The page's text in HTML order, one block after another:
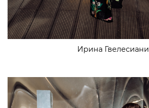
Ирина Гвелесиани